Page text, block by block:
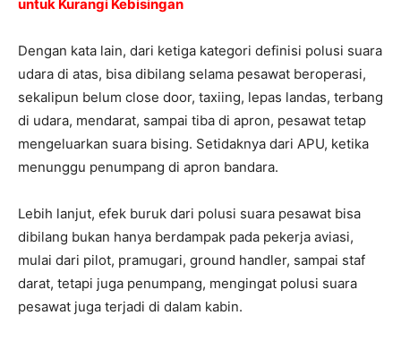
untuk Kurangi Kebisingan
Dengan kata lain, dari ketiga kategori definisi polusi suara
udara di atas, bisa dibilang selama pesawat beroperasi,
sekalipun belum close door, taxiing, lepas landas, terbang
di udara, mendarat, sampai tiba di apron, pesawat tetap
mengeluarkan suara bising. Setidaknya dari APU, ketika
menunggu penumpang di apron bandara.
Lebih lanjut, efek buruk dari polusi suara pesawat bisa
dibilang bukan hanya berdampak pada pekerja aviasi,
mulai dari pilot, pramugari, ground handler, sampai staf
darat, tetapi juga penumpang, mengingat polusi suara
pesawat juga terjadi di dalam kabin.